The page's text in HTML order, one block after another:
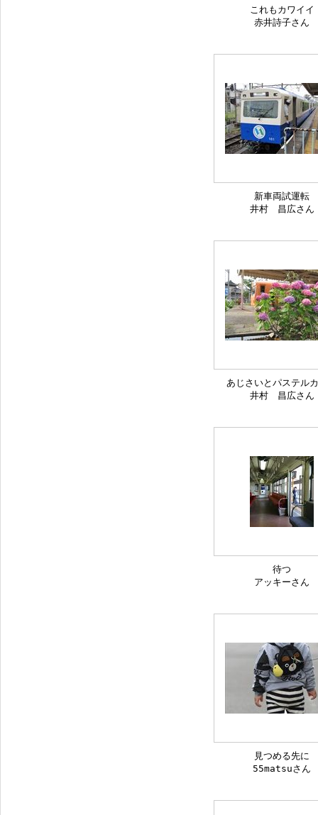
これもカワイイ
赤井詩子さん
新車両試運転
井村 昌広さん
あじさいとパステル
井村 昌広さん
待つ
アッキーさん
見つめる先に
55matsuさん